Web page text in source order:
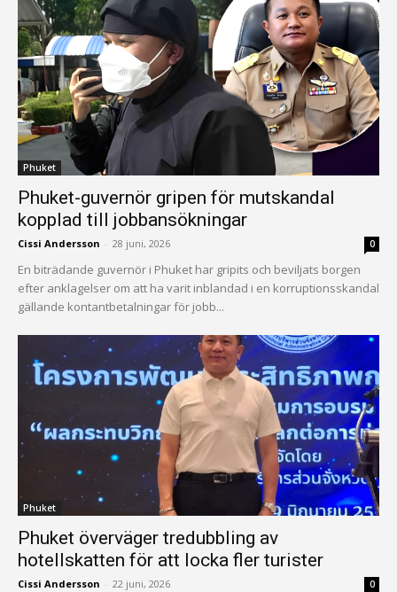
Phuket
Phuket-guvernör gripen för mutskandal
kopplad till jobbansökningar
Cissi Andersson - 28 juni, 2026 0
En biträdande guvernör i Phuket har gripits och beviljats borgen
efter anklagelser om att ha varit inblandad i en korruptionsskandal
gällande kontantbetalningar för jobb...
Phuket
Phuket överväger tredubbling av
hotellskatten för att locka fler turister
Cissi Andersson - 22 juni, 2026 0